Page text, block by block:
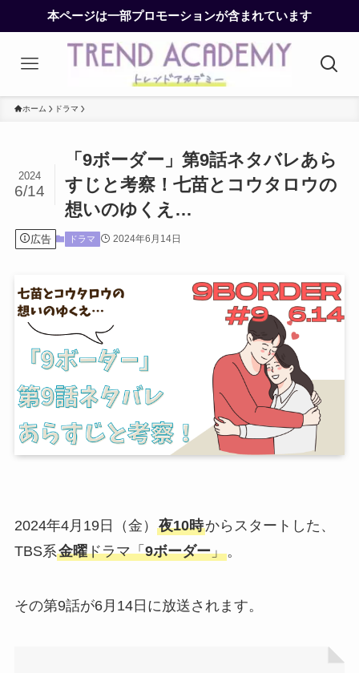
本ページは一部プロモーションが含まれています
ホーム ドラマ
「9ボーダー」第9話ネタバレあら
すじと考察！七苗とコウタロウの
想いのゆくえ…
2024
6/14
広告 ドラマ 2024年6月14日
2024年4月19日（金） 夜10時からスタートした、
TBS系金曜ドラマ「9ボーダー」。
その第9話が6月14日に放送されます。